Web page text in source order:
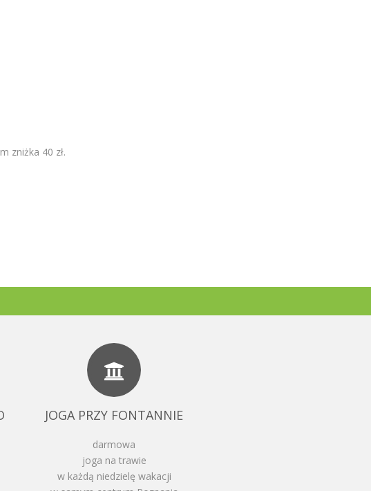
zniżka 40 zł.
JOGA PRZY FONTANNIE
darmowa
joga na trawie
w każdą niedzielę wakacji